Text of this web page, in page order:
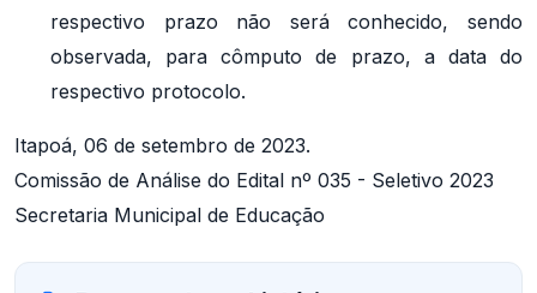
respectivo prazo não será conhecido, sendo
observada, para cômputo de prazo, a data do
respectivo protocolo.
Itapoá, 06 de setembro de 2023.
Comissão de Análise do Edital nº 035 - Seletivo 2023
Secretaria Municipal de Educação